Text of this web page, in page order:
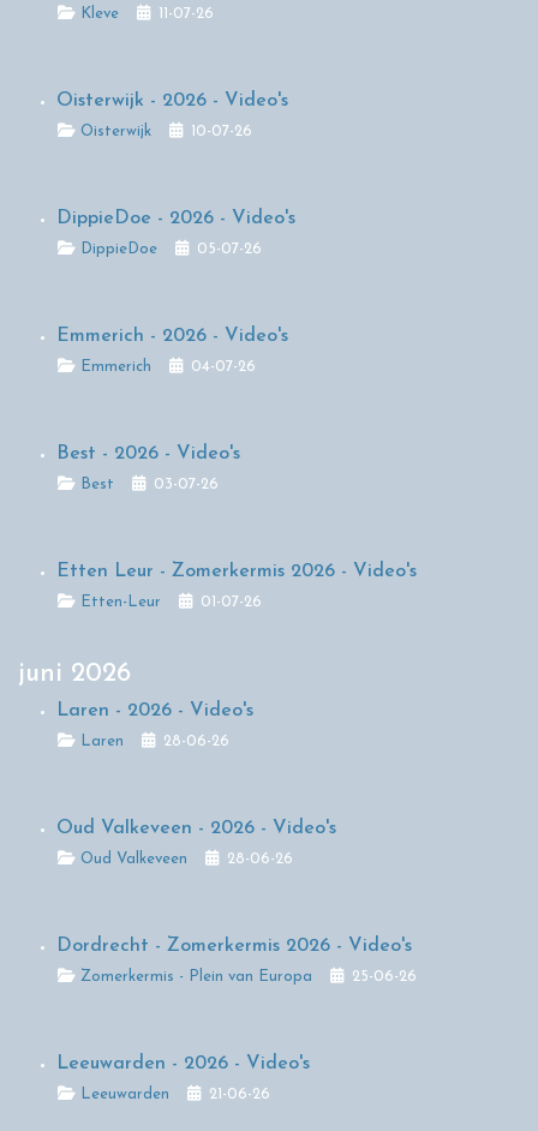
Details
Kleve 11-07-26
Oisterwijk - 2026 - Video's
DetailsOisterwijk 10-07-26
DippieDoe - 2026 - Video's
DetailsDippieDoe 05-07-26
Emmerich - 2026 - Video's
DetailsEmmerich 04-07-26
Best - 2026 - Video's
Details
Best 03-07-26
Etten Leur - Zomerkermis 2026 - Video's
DetailsEtten-Leur 01-07-26
juni 2026
Laren - 2026 - Video's
Details
Laren 28-06-26
Oud Valkeveen - 2026 - Video's
DetailsOud Valkeveen 28-06-26
Dordrecht - Zomerkermis 2026 - Video's
Details
Zomerkermis - Plein van Europa 25-06-26
Leeuwarden - 2026 - Video's
DetailsLeeuwarden 21-06-26